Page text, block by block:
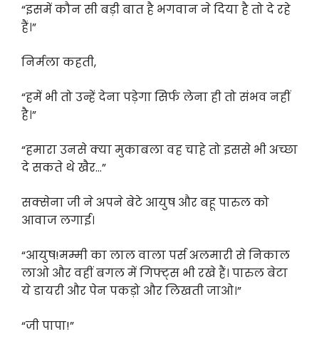
“इसमें कौन सी बड़ी बात है भगवान ने दिया है तो दे रहे
हैं।”
निर्मला कहती,
“हमें भी तो उन्हें देना पड़ेगा सिर्फ लेना ही तो संभव नहीं
है।”
“हमारा उनसे क्या मुकाबला वह चाहे तो इससे भी अच्छा
दे सकते थे खैर…”
सक्सेना जी ने अपने बेटे आयुष और बहू पारुल को
आवाज लगाई।
“आयुष!मम्मी का लाल वाला पर्स अलमारी से निकाल
लाओ और वहीं बगल में गिफ्ट्स भी रखे हैं। पारुल बेटा
ये डायरी और पेन पकड़ो और लिखती जाओ।”
“जी पापा!”